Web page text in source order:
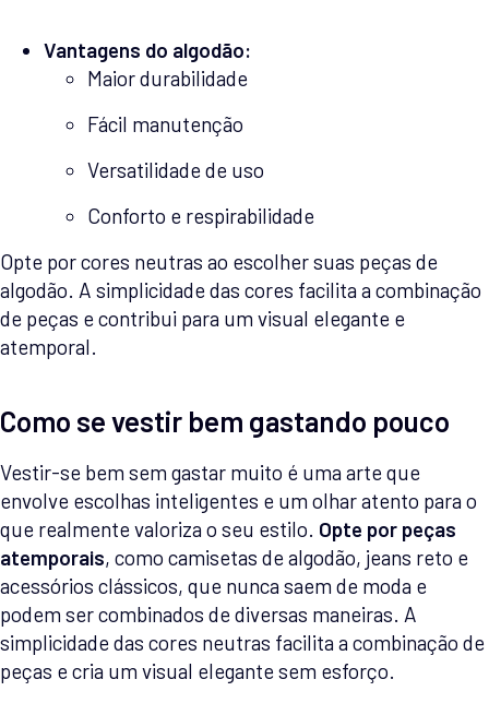
Vantagens do algodão:
Maior durabilidade
Fácil manutenção
Versatilidade de uso
Conforto e respirabilidade
Opte por cores neutras ao escolher suas peças de
algodão. A simplicidade das cores facilita a combinação
de peças e contribui para um visual elegante e
atemporal.
Como se vestir bem gastando pouco
Vestir-se bem sem gastar muito é uma arte que
envolve escolhas inteligentes e um olhar atento para o
que realmente valoriza o seu estilo. Opte por peças
atemporais, como camisetas de algodão, jeans reto e
acessórios clássicos, que nunca saem de moda e
podem ser combinados de diversas maneiras. A
simplicidade das cores neutras facilita a combinação de
peças e cria um visual elegante sem esforço.